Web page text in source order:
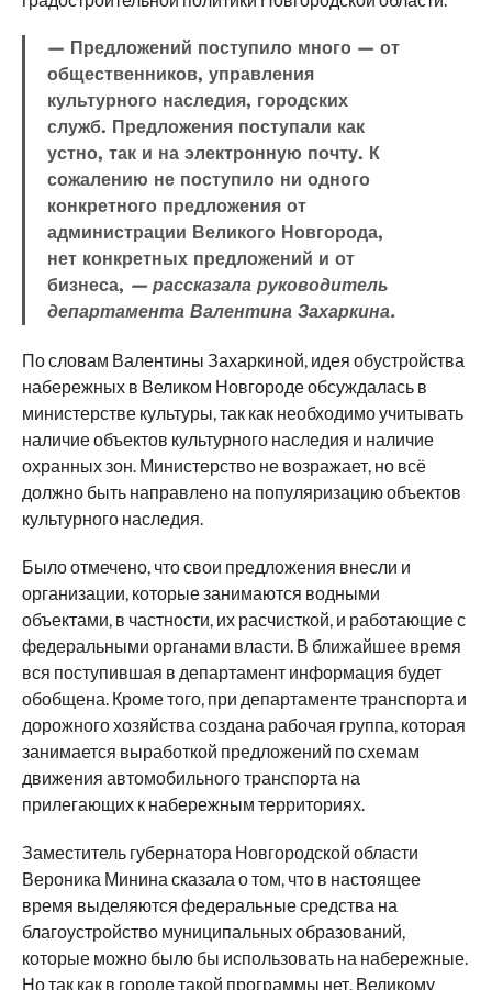
— Предложений поступило много — от
общественников, управления
культурного наследия, городских
служб. Предложения поступали как
устно, так и на электронную почту. К
сожалению не поступило ни одного
конкретного предложения от
администрации Великого Новгорода,
нет конкретных предложений и от
бизнеса, — рассказала руководитель
департамента Валентина Захаркина.
По словам Валентины Захаркиной, идея обустройства
набережных в Великом Новгороде обсуждалась в
министерстве культуры, так как необходимо учитывать
наличие объектов культурного наследия и наличие
охранных зон. Министерство не возражает, но всё
должно быть направлено на популяризацию объектов
культурного наследия.
Было отмечено, что свои предложения внесли и
организации, которые занимаются водными
объектами, в частности, их расчисткой, и работающие с
федеральными органами власти. В ближайшее время
вся поступившая в департамент информация будет
обобщена. Кроме того, при департаменте транспорта и
дорожного хозяйства создана рабочая группа, которая
занимается выработкой предложений по схемам
движения автомобильного транспорта на
прилегающих к набережным территориях.
Заместитель губернатора Новгородской области
Вероника Минина сказала о том, что в настоящее
время выделяются федеральные средства на
благоустройство муниципальных образований,
которые можно было бы использовать на набережные.
Но так как в городе такой программы нет, Великому